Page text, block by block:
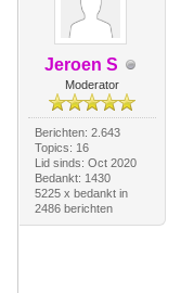
Jeroen S
Moderator
Berichten: 2.643
Topics: 16
Lid sinds: Oct 2020
Bedankt: 1430
5225 x bedankt in
2486 berichten